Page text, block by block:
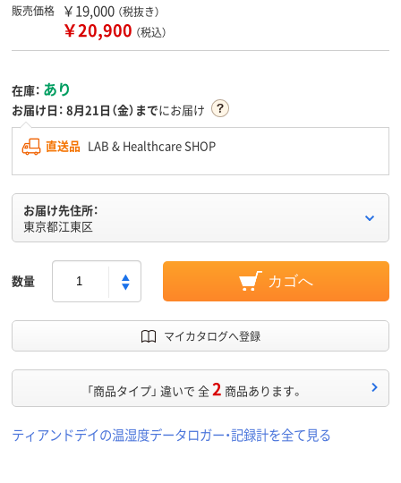
販売価格 ￥19,000 （税抜き）
￥20,900 （税込）
在庫： あり
お届け日： 8月21日（金）までにお届け
直送品 LAB & Healthcare SHOP
お届け先住所：
東京都江東区
数量 カゴへ
マイカタログへ登録
「商品タイプ」 違いで 全2 商品あります。
ティアンドデイの温湿度データロガー・記録計を全て見る